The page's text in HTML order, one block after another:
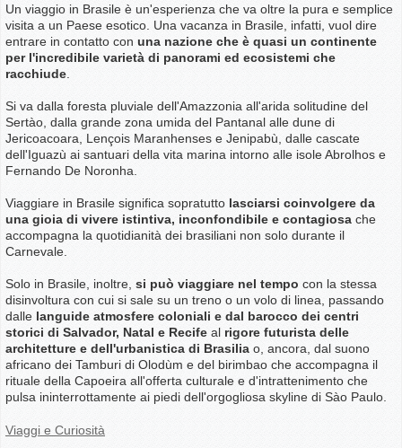
Un viaggio in Brasile è un'esperienza che va oltre la pura e semplice
visita a un Paese esotico. Una vacanza in Brasile, infatti, vuol dire
entrare in contatto con una nazione che è quasi un continente
per l'incredibile varietà di panorami ed ecosistemi che
racchiude
Si va dalla foresta pluviale dell'Amazzonia all'arida solitudine del
Sertào, dalla grande zona umida del Pantanal alle dune di
Jericoacoara, Lençois Maranhenses e Jenipabù, dalle cascate
dell'Iguazù ai santuari della vita marina intorno alle isole Abrolhos e
Fernando De Noronha.
Viaggiare in Brasile significa sopratutto lasciarsi coinvolgere da
una gioia di vivere istintiva, inconfondibile e contagiosa che
accompagna la quotidianità dei brasiliani non solo durante il
Carnevale.
Solo in Brasile, inoltre, si può viaggiare nel tempo con la stessa
disinvoltura con cui si sale su un treno o un volo di linea, passando
dalle languide atmosfere coloniali e dal barocco dei centri
storici di Salvador, Natal e Recife al rigore futurista delle
architetture e dell'urbanistica di Brasilia o, ancora, dal suono
africano dei Tamburi di Olodùm e del birimbao che accompagna il
rituale della Capoeira all'offerta culturale e d'intrattenimento che
pulsa ininterrottamente ai piedi dell'orgogliosa skyline di Sào Paulo.
Viaggi e Curiosità